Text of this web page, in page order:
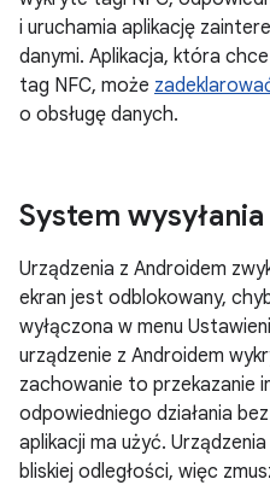
i uruchamia aplikację
danymi. Aplikacja, która
tag NFC, może
o obsługę danych.
System
Urządzenia z Androidem
ekran jest odblokowany,
wyłączona w menu
urządzenie z Androidem
zachowanie to przekazanie
odpowiedniego działania
aplikacji ma użyć.
bliskiej odległości, więc